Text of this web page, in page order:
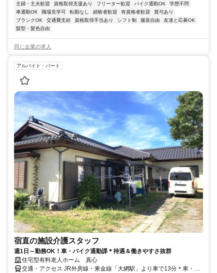
主婦・主夫歓迎 資格取得支援あり フリーター歓迎 バイク通勤OK
学歴不問
車通勤OK
職場見学可 転勤なし 経験者歓迎 有資格者歓迎
賞与あり
ブランクOK
交通費支給 資格取得手当あり シフト制 服装自由
友達と応募OK
髪型・髪色自由
同じ企業の求人
アルバイト・パート
宿直の施設介護スタッフ
週1日～勤務OK！車・バイク通勤課＊待遇＆働きやすさ抜群
住宅型有料老人ホーム 真心
交通・アクセス JR外房線・東金線「大網駅」より車で13分＊車・バ